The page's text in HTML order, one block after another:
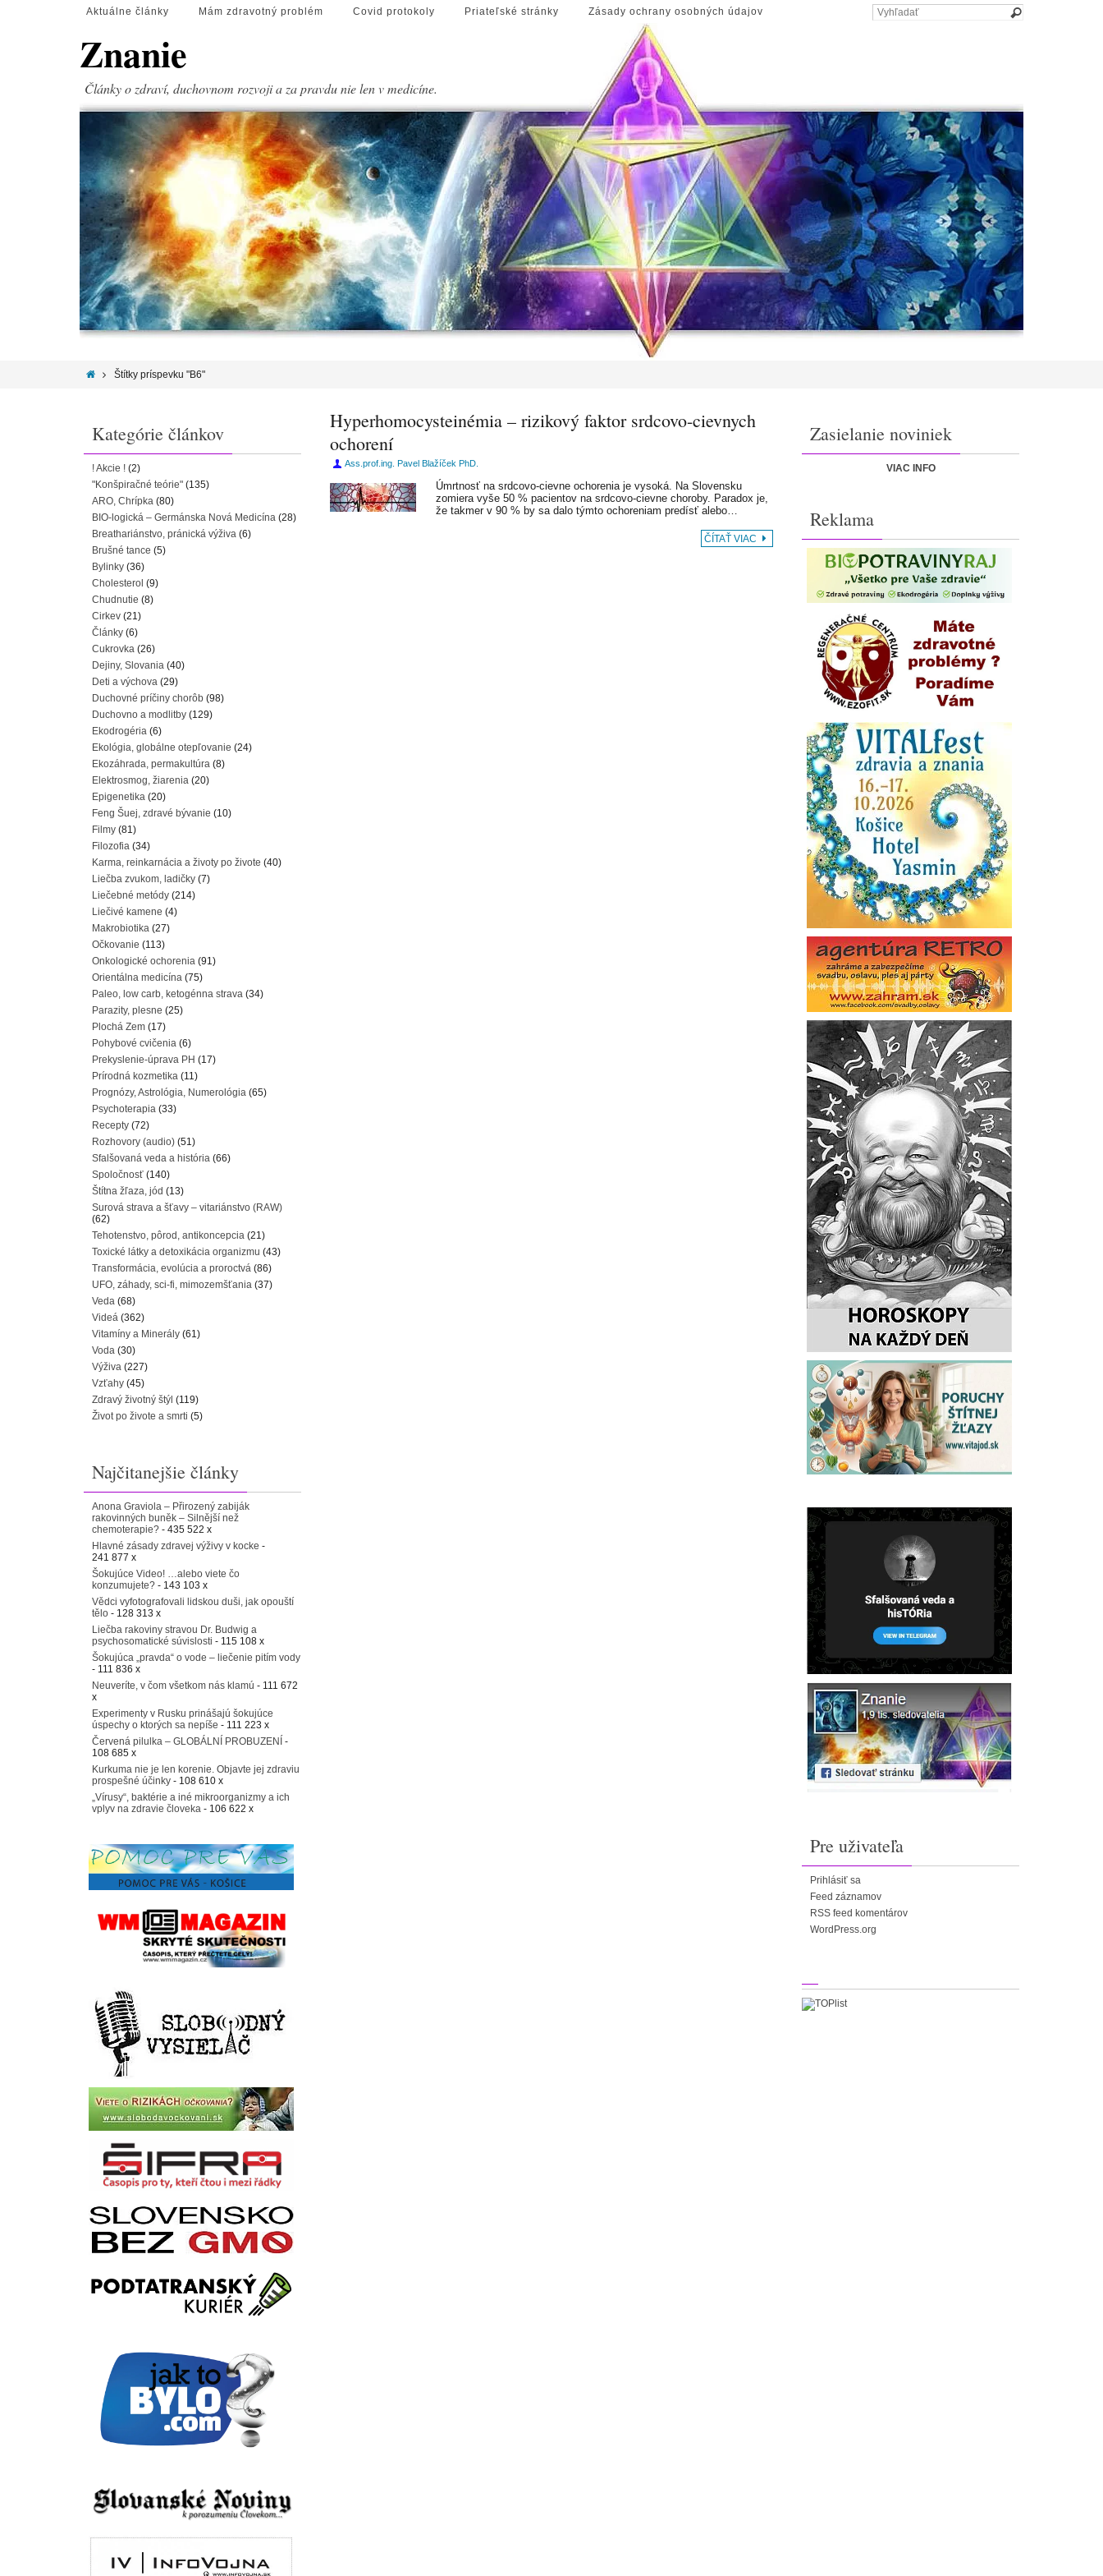
Aktuálne články Mám zdravotný problém Covid protokoly Priateľské stránky Zásady ochrany osobných údajov
Znanie
Články o zdraví, duchovnom rozvoji a za pravdu nie len v medicíne.
Štítky príspevku "B6"
Hyperhomocysteinémia – rizikový faktor srdcovo-cievnych
ochorení
Ass.prof.ing. Pavel Blažíček PhD.
Úmrtnosť na srdcovo-cievne ochorenia je vysoká. Na Slovensku
zomiera vyše 50 % pacientov na srdcovo-cievne choroby. Paradox je,
že takmer v 90 % by sa dalo týmto ochoreniam predísť alebo…
ČÍTAŤ VIAC
Kategórie článkov
! Akcie ! (2)
"Konšpiračné teórie" (135)
ARO, Chrípka (80)
BIO-logická – Germánska Nová Medicína (28)
Breathariánstvo, pránická výživa (6)
Brušné tance (5)
Bylinky (36)
Cholesterol (9)
Chudnutie (8)
Cirkev (21)
Články (6)
Cukrovka (26)
Dejiny, Slovania (40)
Deti a výchova (29)
Duchovné príčiny chorôb (98)
Duchovno a modlitby (129)
Ekodrogéria (6)
Ekológia, globálne otepľovanie (24)
Ekozáhrada, permakultúra (8)
Elektrosmog, žiarenia (20)
Epigenetika (20)
Feng Šuej, zdravé bývanie (10)
Filmy (81)
Filozofia (34)
Karma, reinkarnácia a životy po živote (40)
Liečba zvukom, ladičky (7)
Liečebné metódy (214)
Liečivé kamene (4)
Makrobiotika (27)
Očkovanie (113)
Onkologické ochorenia (91)
Orientálna medicína (75)
Paleo, low carb, ketogénna strava (34)
Parazity, plesne (25)
Plochá Zem (17)
Pohybové cvičenia (6)
Prekyslenie-úprava PH (17)
Prírodná kozmetika (11)
Prognózy, Astrológia, Numerológia (65)
Psychoterapia (33)
Recepty (72)
Rozhovory (audio) (51)
Sfalšovaná veda a história (66)
Spoločnosť (140)
Štítna žľaza, jód (13)
Surová strava a šťavy – vitariánstvo (RAW)
(62)
Tehotenstvo, pôrod, antikoncepcia (21)
Toxické látky a detoxikácia organizmu (43)
Transformácia, evolúcia a proroctvá (86)
UFO, záhady, sci-fi, mimozemšťania (37)
Veda (68)
Videá (362)
Vitamíny a Minerály (61)
Voda (30)
Výživa (227)
Vzťahy (45)
Zdravý životný štýl (119)
Život po živote a smrti (5)
Najčitanejšie články
Anona Graviola – Přirozený zabiják
rakovinných buněk – Silnější než
chemoterapie? - 435 522 x
Hlavné zásady zdravej výživy v kocke -
241 877 x
Šokujúce Video! …alebo viete čo
konzumujete? - 143 103 x
Vědci vyfotografovali lidskou duši, jak opouští
tělo - 128 313 x
Liečba rakoviny stravou Dr. Budwig a
psychosomatické súvislosti - 115 108 x
Šokujúca „pravda“ o vode – liečenie pitím vody
- 111 836 x
Neuveríte, v čom všetkom nás klamú - 111 672
x
Experimenty v Rusku prinášajú šokujúce
úspechy o ktorých sa nepíše - 111 223 x
Červená pilulka – GLOBÁLNÍ PROBUZENÍ -
108 685 x
Kurkuma nie je len korenie. Objavte jej zdraviu
prospešné účinky - 108 610 x
„Vírusy“, baktérie a iné mikroorganizmy a ich
vplyv na zdravie človeka - 106 622 x
Zasielanie noviniek
VIAC INFO
Reklama
Pre uživateľa
Prihlásiť sa
Feed záznamov
RSS feed komentárov
WordPress.org